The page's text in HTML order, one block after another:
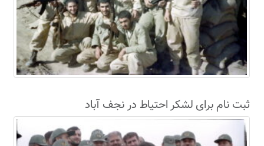
ثبت نام برای لشکر احتیاط در نجف آباد